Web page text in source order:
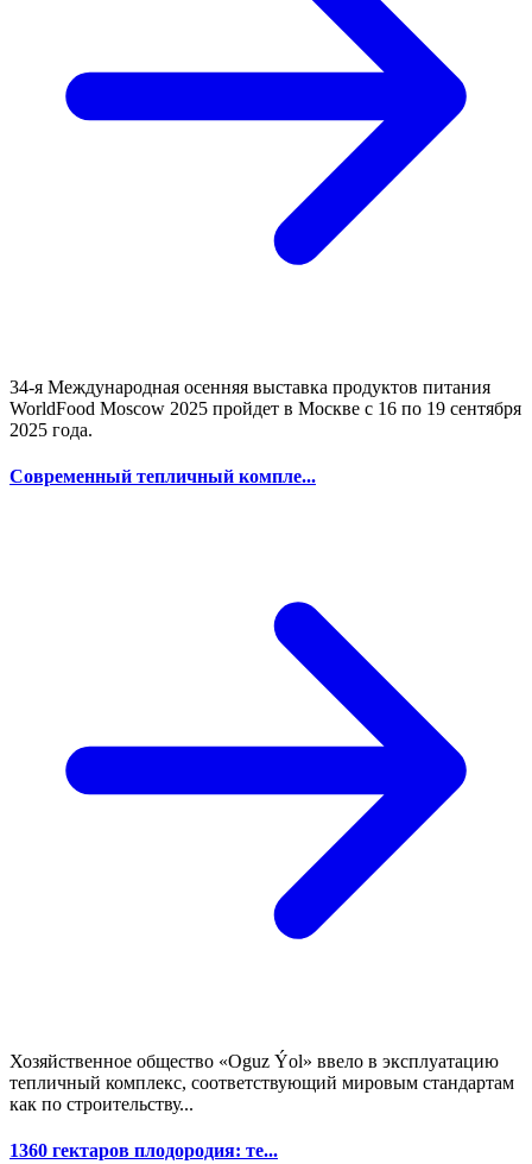
34-я Международная осенняя выставка продуктов питания
WorldFood Moscow 2025 пройдет в Москве с 16 по 19 сентября
2025 года.
Современный тепличный компле...
Хозяйственное общество «Oguz Ýol» ввело в эксплуатацию
тепличный комплекс, соответствующий мировым стандартам
как по строительству...
1360 гектаров плодородия: те...